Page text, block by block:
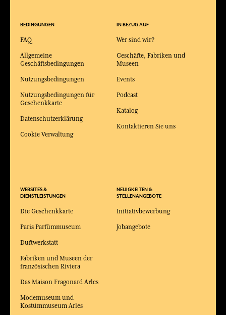
BEDINGUNGEN
FAQ
Allgemeine
Geschäftsbedingungen
Nutzungsbedingungen
Nutzungsbedingungen für
Geschenkkarte
Datenschutzerklärung
Cookie Verwaltung
WEBSITES &
DIENSTLEISTUNGEN
Die Geschenkkarte
Paris Parfümmuseum
Duftwerkstatt
Fabriken und Museen der
französischen Riviera
Das Maison Fragonard Arles
Modemuseum und
Kostümmuseum Arles
IN BEZUG AUF
Wer sind wir?
Geschäfte, Fabriken und
Museen
Events
Podcast
Katalog
Kontaktieren Sie uns
NEUIGKEITEN &
STELLENANGEBOTE
Initiativbewerbung
Jobangebote